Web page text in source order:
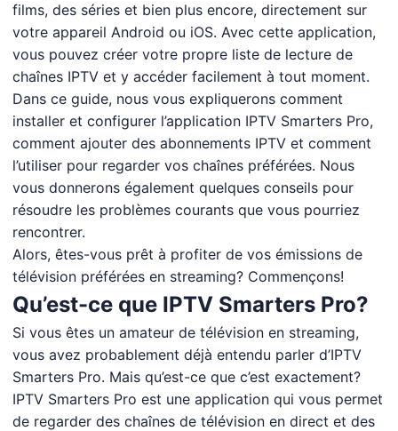
films, des séries et bien plus encore, directement sur
votre appareil Android ou iOS. Avec cette application,
vous pouvez créer votre propre liste de lecture de
chaînes IPTV et y accéder facilement à tout moment.
Dans ce guide, nous vous expliquerons comment
installer et configurer l’application IPTV Smarters Pro,
comment ajouter des abonnements IPTV et comment
l’utiliser pour regarder vos chaînes préférées. Nous
vous donnerons également quelques conseils pour
résoudre les problèmes courants que vous pourriez
rencontrer.
Alors, êtes-vous prêt à profiter de vos émissions de
télévision préférées en streaming? Commençons!
Qu’est-ce que IPTV Smarters Pro?
Si vous êtes un amateur de télévision en streaming,
vous avez probablement déjà entendu parler d’IPTV
Smarters Pro. Mais qu’est-ce que c’est exactement?
IPTV Smarters Pro est une application qui vous permet
de regarder des chaînes de télévision en direct et des